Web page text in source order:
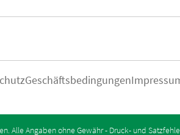
Geschäftsbedingungen
Alle Angaben ohne Gewähr - Druck- und